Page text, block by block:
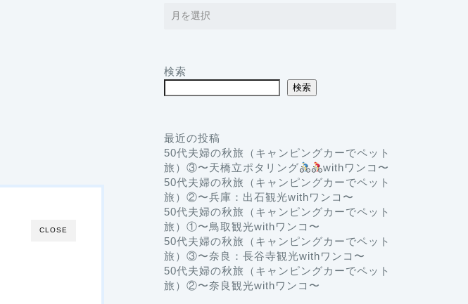
CLOSE
検索
検索
最近の投稿
50代夫婦の秋旅（キャンピングカーでペット
旅）③〜天橋立ポタリング
withワンコ〜
50代夫婦の秋旅（キャンピングカーでペット
旅）②〜兵庫：出石観光withワンコ〜
50代夫婦の秋旅（キャンピングカーでペット
旅）①〜鳥取観光withワンコ〜
50代夫婦の秋旅（キャンピングカーでペット
旅）③〜奈良：長谷寺観光withワンコ〜
50代夫婦の秋旅（キャンピングカーでペット
旅）②〜奈良観光withワンコ〜